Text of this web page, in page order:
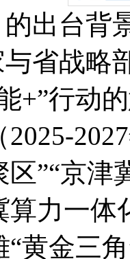
出台背
省战略
+”行动
2025-
”“京津
算力一体
黄金三